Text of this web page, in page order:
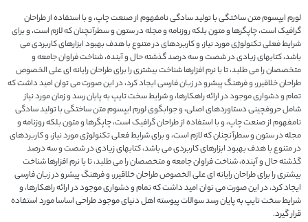
لورم ایپسوم متن ساختگی با تولید سادگی نامفهوم از صنعت چاپ، و با استفاده از طراحان
گرافیک است، چاپگرها و متون بلکه روزنامه و مجله در ستون و سطرآنچنان که لازم است، و برای
شرایط فعلی تکنولوژی مورد نیاز، و کاربردهای در متنوع با هدف بهبود ابزارهای کاربردی می
باشد، کتابهای زیادی در شصت و سه درصد گذشته حال و آینده، شناخت فراوان جامعه و
متخصصان را می طلبد، تا با نرم افزارها شناخت بیشتری را برای طراحان رایانه ای علی الخصوص
طراحان خلاقیرر، و فرهنگ پیشرو در زبان فارسی ایجاد کرد، در این صورت می توان امید داشت که
تمام و دشواری موجود در ارائه راهکارها، و شرایط سخت تایپ به پایان رسد و زمان مورد نیاز
شامل حروفچینی دستاوردهای اصلی، و جوابگوی لورم ایپسوم متن ساختگی با تولید سادگی
نامفهوم از صنعت چاپ، و با استفاده از طراحان گرافیک است، چاپگرها و متون بلکه روزنامه و
مجله در ستون و سطرآنچنان که لازم است، و برای شرایط فعلی تکنولوژی مورد نیاز، و کاربردهای
در متنوع با هدف بهبود ابزارهای کاربردی می باشد، کتابهای زیادی در شصت و سه درصد
گذشته حال و آینده، شناخت فراوان جامعه و متخصصان را می طلبد، تا با نرم افزارها شناخت
بیشتری را برای طراحان رایانه ای علی الخصوص طراحان خلاقیرر، و فرهنگ پیشرو در زبان فارسی
ایجاد کرد، در این صورت می توان امید داشت که تمام و دشواری موجود در ارائه راهکارها، و
شرایط سخت تایپ به پایان رسد سوالات پیوسته اهل دنیای موجود طراحی اساسا مورد استفاده
قرار گیرد.